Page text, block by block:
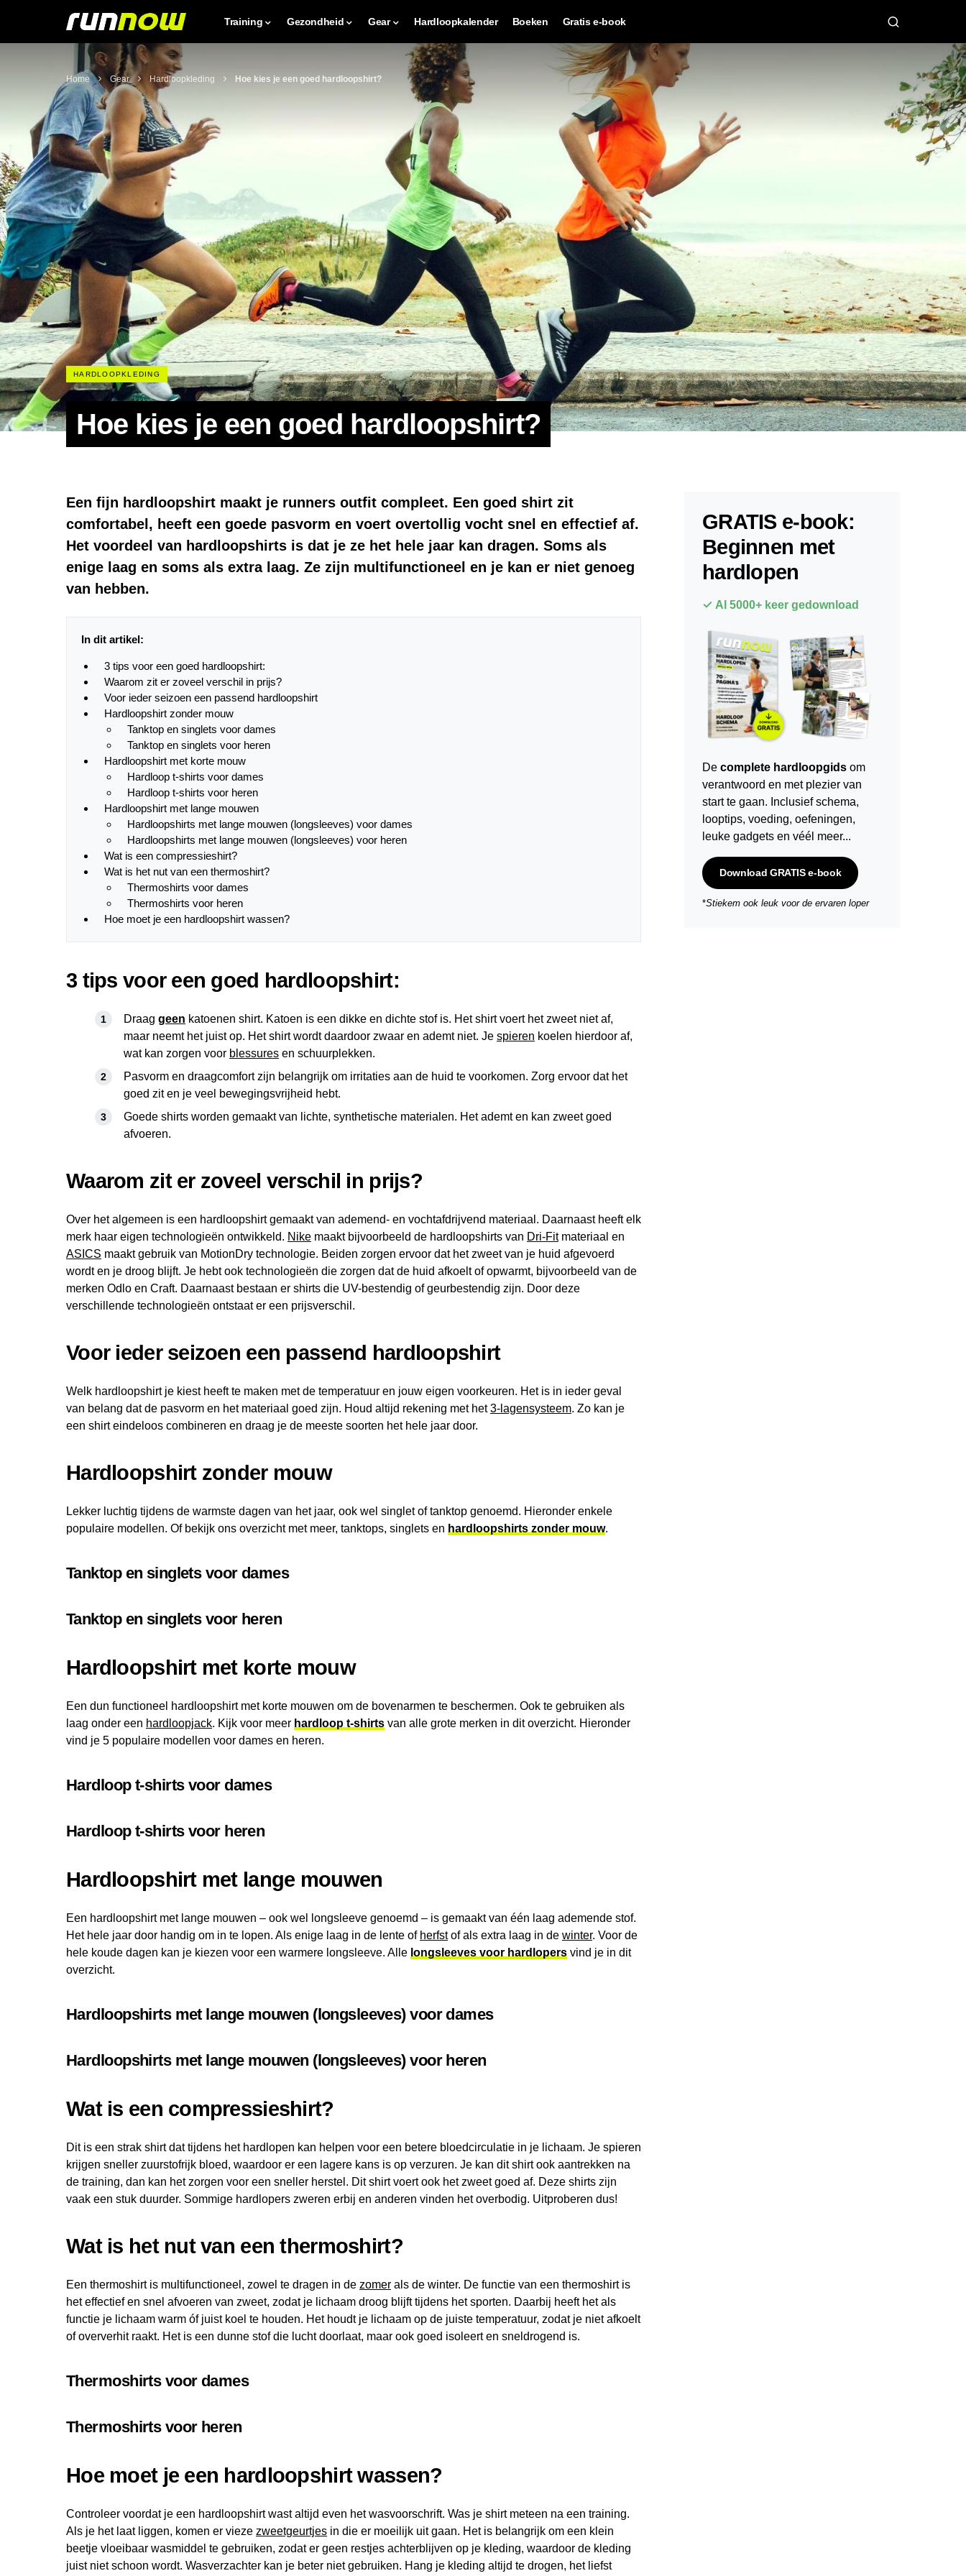
Training Gezondheid Gear Hardloopkalender Boeken Gratis e-book
Home Gear Hardloopkleding Hoe kies je een goed hardloopshirt?
HARDLOOPKLEDING
Hoe kies je een goed hardloopshirt?
Een fijn hardloopshirt maakt je runners outfit compleet. Een goed shirt zit
comfortabel, heeft een goede pasvorm en voert overtollig vocht snel en effectief af.
Het voordeel van hardloopshirts is dat je ze het hele jaar kan dragen. Soms als
enige laag en soms als extra laag. Ze zijn multifunctioneel en je kan er niet genoeg
van hebben.
In dit artikel:
3 tips voor een goed hardloopshirt:
Waarom zit er zoveel verschil in prijs?
Voor ieder seizoen een passend hardloopshirt
Hardloopshirt zonder mouw
Tanktop en singlets voor dames
Tanktop en singlets voor heren
Hardloopshirt met korte mouw
Hardloop t-shirts voor dames
Hardloop t-shirts voor heren
Hardloopshirt met lange mouwen
Hardloopshirts met lange mouwen (longsleeves) voor dames
Hardloopshirts met lange mouwen (longsleeves) voor heren
Wat is een compressieshirt?
Wat is het nut van een thermoshirt?
Thermoshirts voor dames
Thermoshirts voor heren
Hoe moet je een hardloopshirt wassen?
3 tips voor een goed hardloopshirt:
Draag geen katoenen shirt. Katoen is een dikke en dichte stof is. Het shirt voert het zweet niet af,
maar neemt het juist op. Het shirt wordt daardoor zwaar en ademt niet. Je spieren koelen hierdoor af,
wat kan zorgen voor blessures en schuurplekken.
Pasvorm en draagcomfort zijn belangrijk om irritaties aan de huid te voorkomen. Zorg ervoor dat het
goed zit en je veel bewegingsvrijheid hebt.
Goede shirts worden gemaakt van lichte, synthetische materialen. Het ademt en kan zweet goed
afvoeren.
Waarom zit er zoveel verschil in prijs?
Over het algemeen is een hardloopshirt gemaakt van ademend- en vochtafdrijvend materiaal. Daarnaast heeft elk
merk haar eigen technologieën ontwikkeld. Nike maakt bijvoorbeeld de hardloopshirts van Dri-Fitmateriaal en
ASICS maakt gebruik van MotionDry technologie. Beiden zorgen ervoor dat het zweet van je huid afgevoerd
wordt en je droog blijft. Je hebt ook technologieën die zorgen dat de huid afkoelt of opwarmt, bijvoorbeeld van de
merken Odlo en Craft. Daarnaast bestaan er shirts die UV-bestendig of geurbestendig zijn. Door deze
verschillende technologieën ontstaat er een prijsverschil.
Voor ieder seizoen een passend hardloopshirt
Welk hardloopshirt je kiest heeft te maken met de temperatuur en jouw eigen voorkeuren. Het is in ieder geval
van belang dat de pasvorm en het materiaal goed zijn. Houd altijd rekening met het3-lagensysteem. Zo kan je
een shirt eindeloos combineren en draag je de meeste soorten het hele jaar door.
Hardloopshirt zonder mouw
Lekker luchtig tijdens de warmste dagen van het jaar, ook wel singlet of tanktop genoemd. Hieronder enkele
populaire modellen. Of bekijk ons overzicht met meer, tanktops, singlets en hardloopshirts zonder mouw.
Tanktop en singlets voor dames
Tanktop en singlets voor heren
Hardloopshirt met korte mouw
Een dun functioneel hardloopshirt met korte mouwen om de bovenarmen te beschermen. Ook te gebruiken als
laag onder een hardloopjack. Kijk voor meer hardloop t-shirts van alle grote merken in dit overzicht. Hieronder
vind je 5 populaire modellen voor dames en heren.
Hardloop t-shirts voor dames
Hardloop t-shirts voor heren
Hardloopshirt met lange mouwen
Een hardloopshirt met lange mouwen – ook wel longsleeve genoemd – is gemaakt van één laag ademende stof.
Het hele jaar door handig om in te lopen. Als enige laag in de lente of herfstof als extra laag in de winter. Voor de
hele koude dagen kan je kiezen voor een warmere longsleeve. Alle longsleeves voor hardlopers vind je in dit
overzicht.
Hardloopshirts met lange mouwen (longsleeves) voor dames
Hardloopshirts met lange mouwen (longsleeves) voor heren
Wat is een compressieshirt?
Dit is een strak shirt dat tijdens het hardlopen kan helpen voor een betere bloedcirculatie in je lichaam. Je spieren
krijgen sneller zuurstofrijk bloed, waardoor er een lagere kans is op verzuren. Je kan dit shirt ook aantrekken na
de training, dan kan het zorgen voor een sneller herstel. Dit shirt voert ook het zweet goed af. Deze shirts zijn
vaak een stuk duurder. Sommige hardlopers zweren erbij en anderen vinden het overbodig. Uitproberen dus!
Wat is het nut van een thermoshirt?
Een thermoshirt is multifunctioneel, zowel te dragen in de zomer als de winter. De functie van een thermoshirt is
het effectief en snel afvoeren van zweet, zodat je lichaam droog blijft tijdens het sporten. Daarbij heeft het als
functie je lichaam warm óf juist koel te houden. Het houdt je lichaam op de juiste temperatuur, zodat je niet afkoelt
of oververhit raakt. Het is een dunne stof die lucht doorlaat, maar ook goed isoleert en sneldrogend is.
Thermoshirts voor dames
Thermoshirts voor heren
Hoe moet je een hardloopshirt wassen?
Controleer voordat je een hardloopshirt wast altijd even het wasvoorschrift. Was je shirt meteen na een training.
Als je het laat liggen, komen er vieze zweetgeurtjes in die er moeilijk uit gaan. Het is belangrijk om een klein
beetje vloeibaar wasmiddel te gebruiken, zodat er geen restjes achterblijven op je kleding, waardoor de kleding
juist niet schoon wordt. Wasverzachter kan je beter niet gebruiken. Hang je kleding altijd te drogen, het liefst
GRATIS e-book:
Beginnen met
hardlopen
✓ Al 5000+ keer gedownload
De complete hardloopgids om
verantwoord en met plezier van
start te gaan. Inclusief schema,
looptips, voeding, oefeningen,
leuke gadgets en véél meer...
Download GRATIS e-book
*Stiekem ook leuk voor de ervaren loper